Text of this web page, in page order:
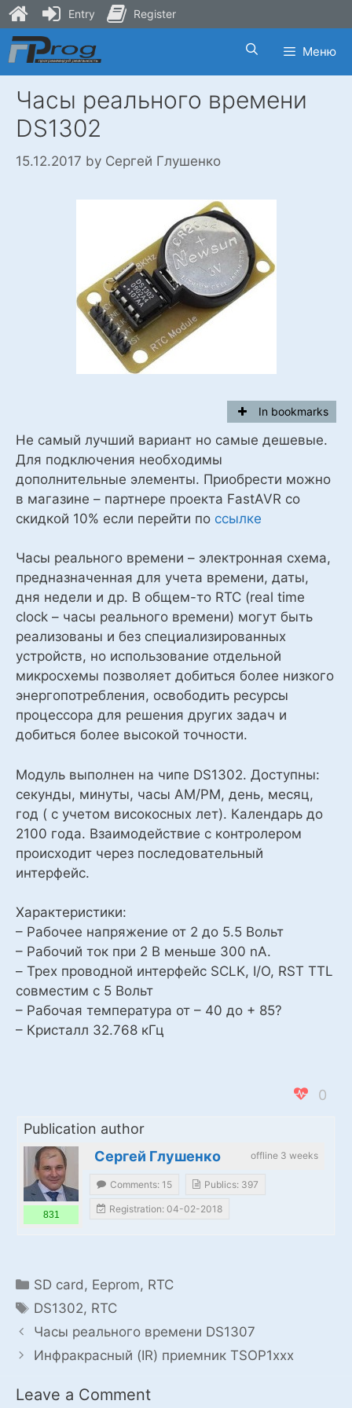
Skip
to
content
Меню
Часы реального времени
DS1302
15.12.2017 by Сергей Глушенко
In bookmarks
Не самый лучший вариант но самые дешевые.
Для подключения необходимы
дополнительные элементы. Приобрести можно
в магазине – партнере проекта FastAVR со
скидкой 10% если перейти по ссылке
Часы реального времени – электронная схема,
предназначенная для учета времени, даты,
дня недели и др. В общем-то RTC (real time
clock – часы реального времени) могут быть
реализованы и без специализированных
устройств, но использование отдельной
микросхемы позволяет добиться более низкого
энергопотребления, освободить ресурсы
процессора для решения других задач и
добиться более высокой точности.
Модуль выполнен на чипе DS1302. Доступны:
секунды, минуты, часы AM/PM, день, месяц,
год ( с учетом високосных лет). Календарь до
2100 года. Взаимодействие c контролером
происходит через последовательный
интерфейс.
Характеристики:
– Рабочее напряжение от 2 до 5.5 Вольт
– Рабочий ток при 2 В меньше 300 nA.
– Трех проводной интерфейс SCLK, I/O, RST TTL
совместим с 5 Вольт
– Рабочая температура от – 40 до + 85?
– Кристалл 32.768 кГц
0
Publication author
offline 3 weeks
Сергей Глушенко
831
Comments: 15 Publics: 397
Registration: 04-02-2018
Categories
SD card, Eeprom, RTC
Tags
DS1302, RTC
Часы реального времени DS1307
Инфракрасный (IR) приемник TSOP1xxx
Leave a Comment
Entry Register